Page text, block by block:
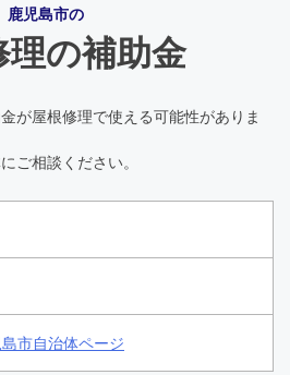
鹿児島市の
理の補助金
が屋根修理で使える可能性がありま
ご相談ください。
市自治体ページ